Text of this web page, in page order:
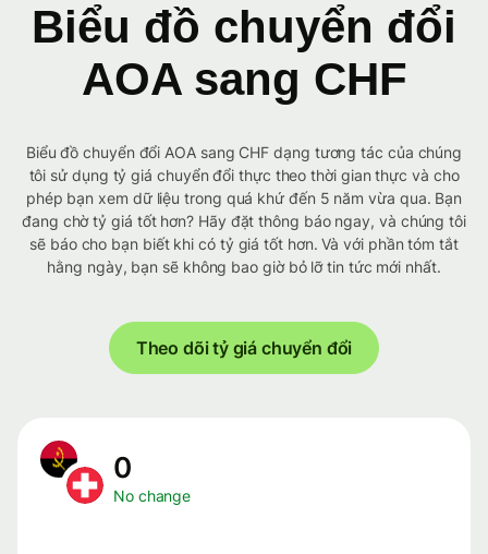
Biểu đồ chuyển đổi
AOA sang CHF
Biểu đồ chuyển đổi AOA sang CHF dạng tương tác của chúng
tôi sử dụng tỷ giá chuyển đổi thực theo thời gian thực và cho
phép bạn xem dữ liệu trong quá khứ đến 5 năm vừa qua. Bạn
đang chờ tỷ giá tốt hơn? Hãy đặt thông báo ngay, và chúng tôi
sẽ báo cho bạn biết khi có tỷ giá tốt hơn. Và với phần tóm tắt
hằng ngày, bạn sẽ không bao giờ bỏ lỡ tin tức mới nhất.
Theo dõi tỷ giá chuyển đổi
0
No change